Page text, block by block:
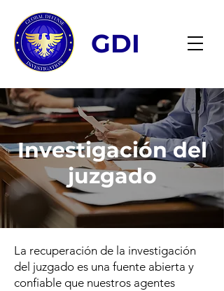
GDI
Investigación del
juzgado
La recuperación de la investigación
del juzgado es una fuente abierta y
confiable que nuestros agentes